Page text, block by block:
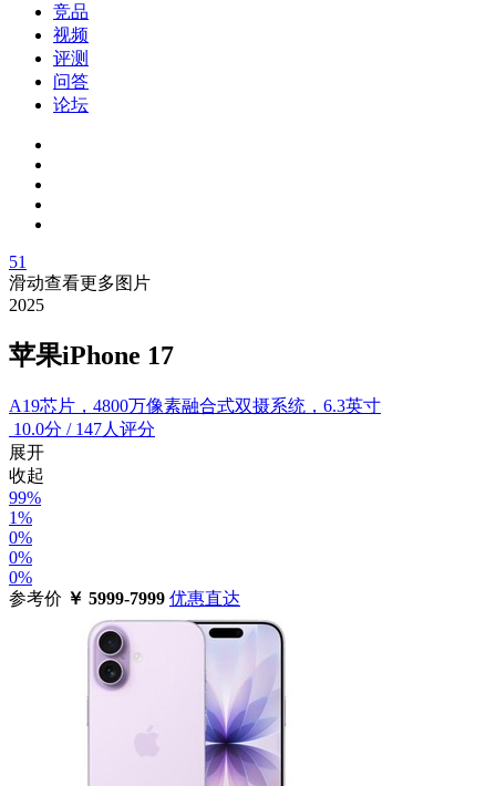
竞品
视频
评测
问答
论坛
51
滑动查看更多图片
2025
苹果iPhone 17
A19芯片，4800万像素融合式双摄系统，6.3英寸
10.0分 / 147人评分
展开
收起
99%
1%
0%
0%
0%
参考价 ￥ 5999-7999 优惠直达